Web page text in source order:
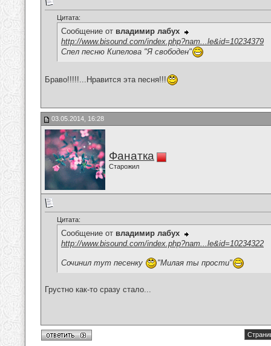
Цитата:
Сообщение от владимир лабух
http://www.bisound.com/index.php?nam...le&id=10234379
Спел песню Кипелова "Я свободен"
Браво!!!!!...Нравится эта песня!!!
03.05.2014, 16:28
Фанатка
Старожил
Цитата:
Сообщение от владимир лабух
http://www.bisound.com/index.php?nam...le&id=10234322
Сочинил тут песенку "Милая ты прости"
Грустно как-то сразу стало...